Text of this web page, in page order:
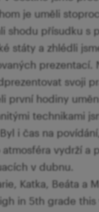
je uměli
shodu přísudku s
státy a zhlédli
prezentací.
svoji
první hodiny
technikami
i čas na
vydrží a
v dubnu.
Katka, Beáta a
in 5th grade this